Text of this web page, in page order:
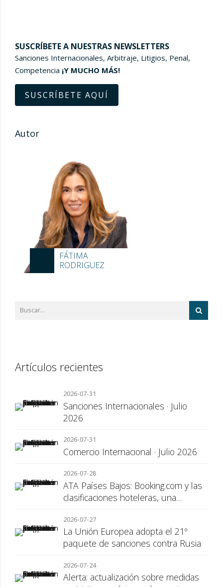
SUSCRÍBETE A NUESTRAS NEWSLETTERS
Sanciones Internacionales, Arbitraje, Litigios, Penal,
Competencia ¡Y MUCHO MÁS!
SUSCRÍBETE AQUÍ
Autor
FÁTIMA
RODRIGUEZ
Artículos recientes
2026-07-31
Sanciones Internacionales · Julio
2026
2026-07-31
Comercio Internacional · Julio 2026
2026-07-28
ATA Países Bajos: Booking.com y las
clasificaciones hoteleras, una
consumidor
2026-07-27
La Unión Europea adopta el 21º
paquete de sanciones contra Rusia
2026-07-24
Alerta: actualización sobre medidas